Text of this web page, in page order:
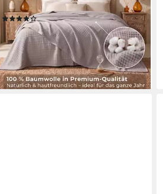
Kuscheldecken, flauschig
(12)
ab 29,99 € UVP35,99 €
-17%
lieferbar - in 3-4 Werktagen bei dir